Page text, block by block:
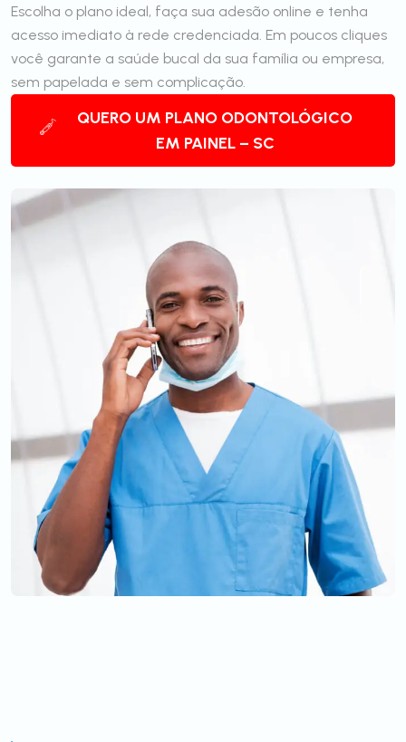
Escolha o plano ideal, faça sua adesão online e tenha
acesso imediato à rede credenciada. Em poucos cliques
você garante a saúde bucal da sua família ou empresa,
sem papelada e sem complicação.
QUERO UM PLANO ODONTOLÓGICO
EM PAINEL – SC